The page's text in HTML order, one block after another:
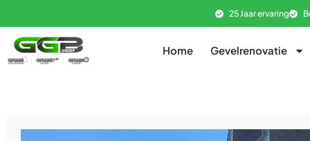
25 Jaar ervaring
Home Gevelrenovatie